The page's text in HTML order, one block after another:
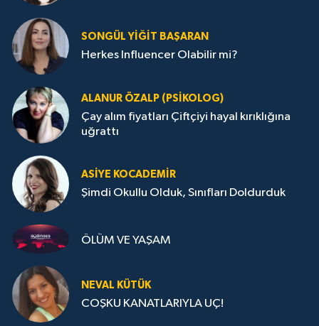
SONGÜL YIĞIT BAŞARAN
Herkes Influencer Olabilir mi?
ALANUR ÖZALP (PSIKOLOG)
Çay alım fiyatları Çiftçiyi hayal kırıklığına
uğrattı
ASIYE KOCADEMİR
Şimdi Okullu Olduk, Sınıfları Doldurduk
ÖLÜM VE YAŞAM
NEVAL KÜTÜK
COŞKU KANATLARIYLA UÇ!